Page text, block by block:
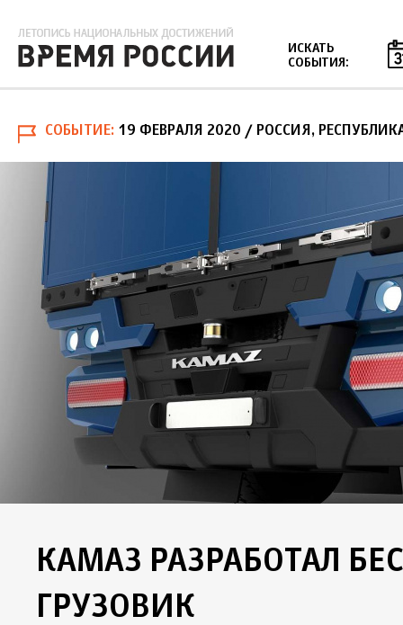
ИСКАТЬ
СОБЫТИЯ:
СОБЫТИЕ 19 ФЕВРАЛЯ 2020 / РОССИЯ,
КАМАЗ РАЗРАБОТАЛ
ГРУЗОВИК